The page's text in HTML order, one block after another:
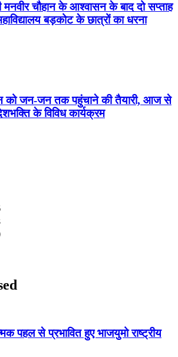
मनवीर चौहान के आश्वासन के बाद दो सप्ताह
बड़कोट के छात्रों का धरना
को जन-जन तक पहुंचाने की तैयारी, आज से
के विविध कार्यक्रम
पहल से प्रभावित हुए भाजयुमो राष्ट्रीय